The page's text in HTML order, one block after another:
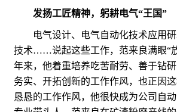
发扬工匠精神，躬耕电气“王国”
电气设计、电气自动化技术应用研
技术……说起这些工作，范来良满眼“
年来，他着重培养吃苦耐劳、善于钻
务实、开拓创新的工作作风，也正因
恳恳的工作作风，他很快成为公司自